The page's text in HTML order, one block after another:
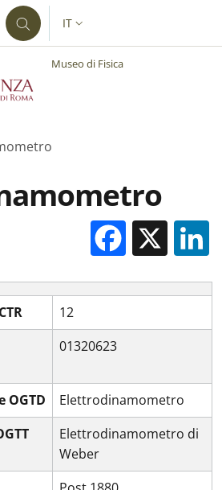
SELETTORE LINGUA:
IT
Museo di Fisica
X
12
01320623
OGTD
Elettrodinamometro
Elettrodinamometro di
Weber